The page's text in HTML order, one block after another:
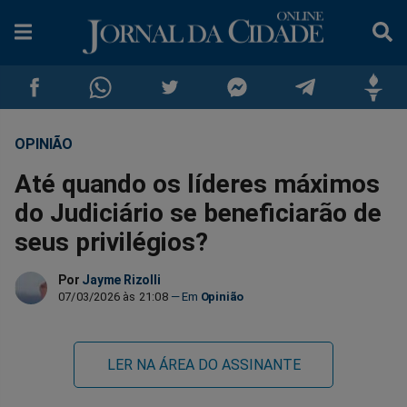
Compartilhar
no
Facebook
Compartilhar
no
Whatsapp
no
Twitter
no
Messenger
no
no
OPINIÃO
Até quando os líderes máximos
do Judiciário se beneficiarão de
seus privilégios?
Por Jayme Rizolli
07/03/2026 às 21:08 Opinião
LER NA ÁREA DO ASSINANTE